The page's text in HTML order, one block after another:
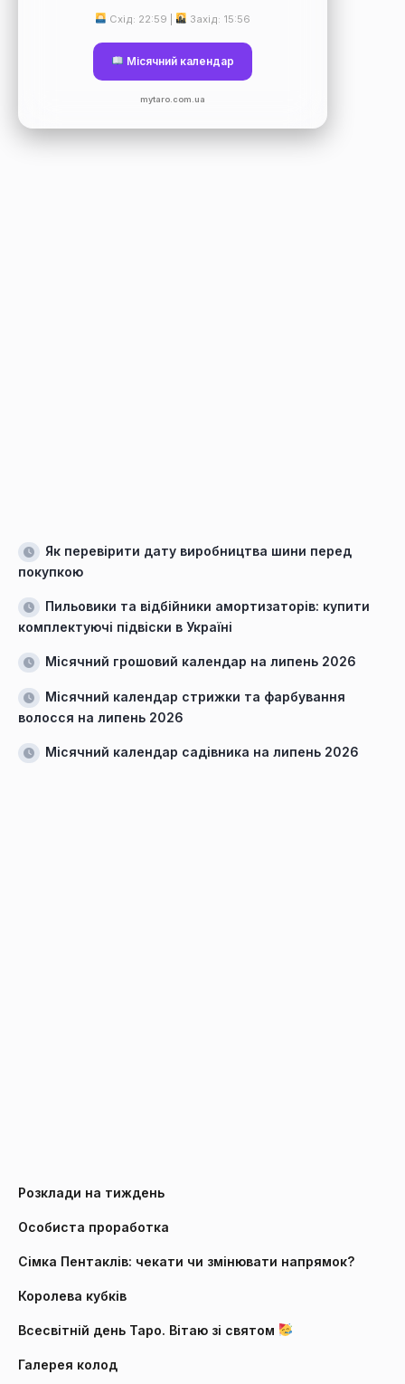
Схід: 22:59 | Захід: 15:56
Місячний календар
mytaro.com.ua
Як перевірити дату виробництва шини перед
покупкою
Пильовики та відбійники амортизаторів: купити
комплектуючі підвіски в Україні
Місячний грошовий календар на липень 2026
Місячний календар стрижки та фарбування
волосся на липень 2026
Місячний календар садівника на липень 2026
Розклади на тиждень
Особиста проработка
Сімка Пентаклів: чекати чи змінювати напрямок?
Королева кубків
Всесвітній день Таро. Вітаю зі святом
Галерея колод